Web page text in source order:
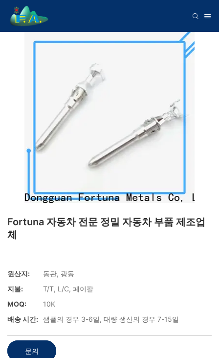
Fortuna 자동차 전문 정밀 자동차 부품 제조업
체
원산지:
동관, 광동
지불:
T/T, L/C, 페이팔
MOQ:
10K
배송 시간: 샘플의 경우 3-6일, 대량 생산의 경우 7-15일
문의